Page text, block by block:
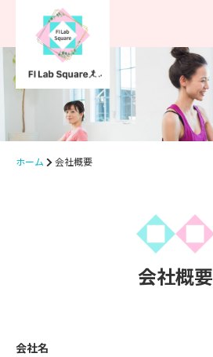
ホーム 会社概要
会社概要
会社名